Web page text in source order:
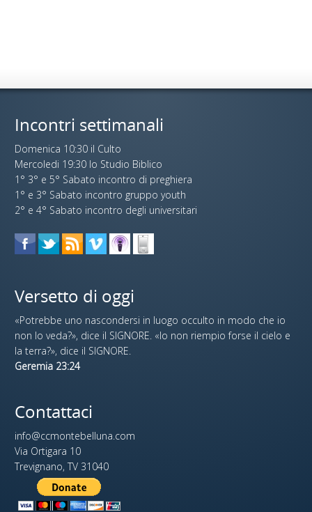
Incontri settimanali
Domenica 10:30 il Culto
Mercoledi 19:30 lo Studio Biblico
1° 3° e 5° Sabato incontro di preghiera
1° e 3° Sabato incontro gruppo youth
2° e 4° Sabato incontro degli universitari
Versetto di oggi
«Potrebbe uno nascondersi in luogo occulto in modo che io
non lo veda?», dice il SIGNORE. «Io non riempio forse il cielo e
la terra?», dice il SIGNORE.
Geremia 23:24
Contattaci
info@ccmontebelluna.com
Via Ortigara 10
Trevignano, TV 31040